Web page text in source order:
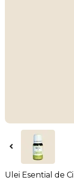
Ulei Esential de